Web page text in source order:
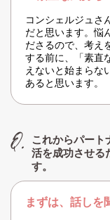
コンシェルジュさ
だと思います。悩
ださるので、考え
する前に、「素直
えないと始まらな
あると思います。
これからパート
活を成功させる
す。
まずは、話しを